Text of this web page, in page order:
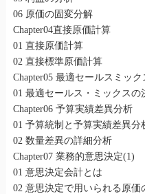
06 原価の固変分解
Chapter04直接原価計算
01 直接原価計算
02 直接標準原価計算
Chapter05 最適セールスミッ
01 最適セールス・ミックスの
Chapter06 予算実績差異分析
01 予算統制と予算実績差異分
02 数量差異の詳細分析
Chapter07 業務的意思決定(1)
01 意思決定会計とは
02 意思決定で用いられる原価